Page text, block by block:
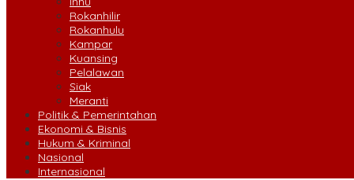
Rokanhilir
Rokanhulu
Kampar
Kuansing
Pelalawan
Siak
Meranti
Politik & Pemerintahan
Ekonomi & Bisnis
Hukum & Kriminal
Nasional
Internasional